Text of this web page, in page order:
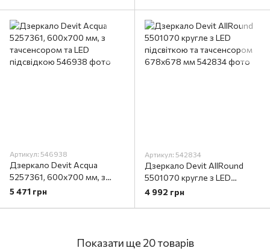
Артикул: 546938
Дзеркало Devit Acqua
5257361, 600х700 мм, з
тачсенсором та LED
5 471 грн
Артикул: 542834
Дзеркало Devit AllRound
5501070 кругле з LED
підсвіткою та тачсенсором
4 992 грн
Показати ще 20 товарів